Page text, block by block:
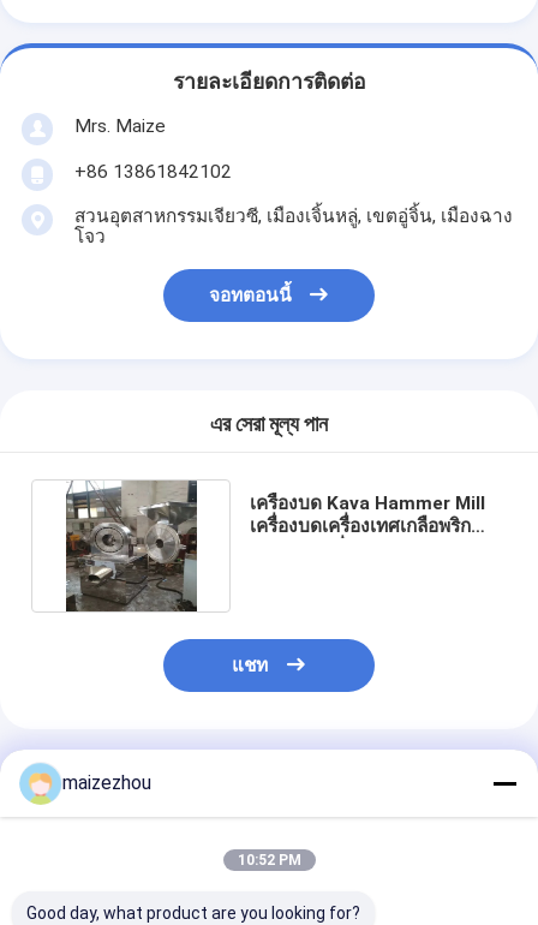
รายละเอียดการติดต่อ
Mrs. Maize
+86 13861842102
สวนอุตสาหกรรมเจียวซี, เมืองเจิ้นหลู่, เขตอู่จิ้น, เมืองฉาง
โจว
จอทตอนนี้
এর সেরা মূল্য পান
เครื่องบด Kava Hammer Mill
เครื่องบดเครื่องเทศเกลือพริก
แชท
แนะนำผลิตภัณฑ์
maizezhou
10:52 PM
Good day, what product are you looking for?